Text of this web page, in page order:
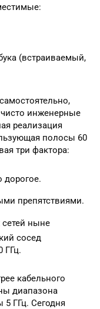
(встраиваемый,
инженерные
реализация
полосы 60
три фактора:
дорогое.
препятствиями.
ныне
сосед
ГГц.
кабельного
диапазона
5 ГГц. Сегодня